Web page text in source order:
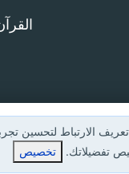
الارتباط لتحسين
تفضيلاتك.
تخصيص